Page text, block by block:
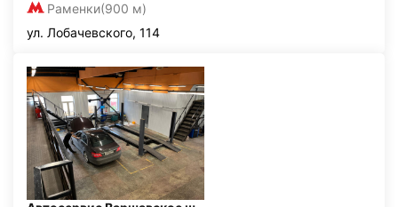
Раменки(900 м)
ул. Лобачевского, 114